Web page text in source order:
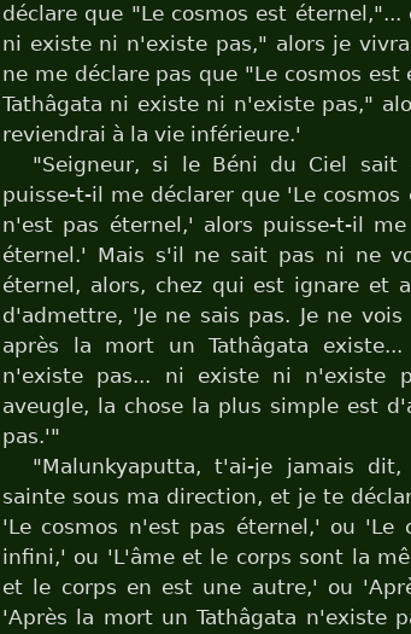
déclare que "Le cosmos est
ni existe ni n'existe pas," alors je
ne me déclare pas que "Le cosmos
Tathâgata ni existe ni n'existe pas,"
reviendrai à la vie inférieure.'
"Seigneur, si le Béni du Ciel sait
puisse-t-il me déclarer que 'Le
n'est pas éternel,' alors puisse-t-il
éternel.' Mais s'il ne sait pas ni ne
éternel, alors, chez qui est ignare et
d'admettre, 'Je ne sais pas. Je ne
après la mort un Tathâgata
n'existe pas... ni existe ni n'existe
aveugle, la chose la plus simple est
pas.'"
"Malunkyaputta, t'ai-je jamais
sainte sous ma direction, et je te
'Le cosmos n'est pas éternel,' ou 'Le
infini,' ou 'L'âme et le corps sont la
et le corps en est une autre,' ou
'Après la mort un Tathâgata n'existe